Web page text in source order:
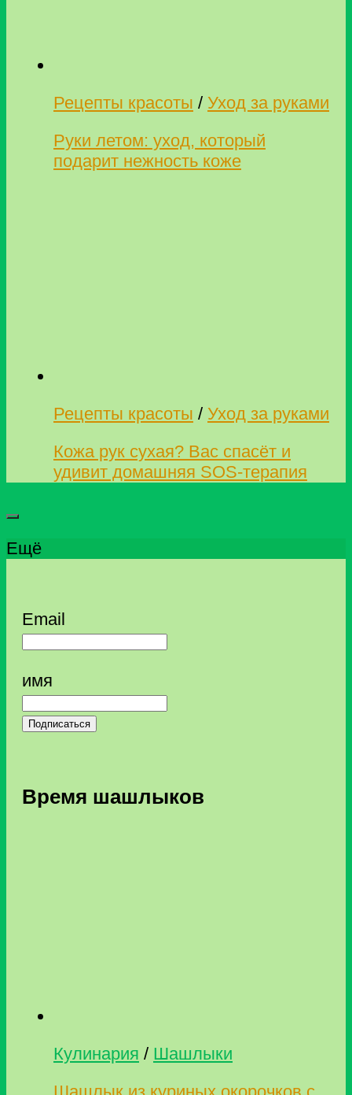
Рецепты красоты / Уход за руками
Руки летом: уход, который
подарит нежность коже
Рецепты красоты / Уход за руками
Кожа рук сухая? Вас спасёт и
удивит домашняя SOS-терапия
Ещё
Email
имя
Подписаться
Время шашлыков
Кулинария / Шашлыки